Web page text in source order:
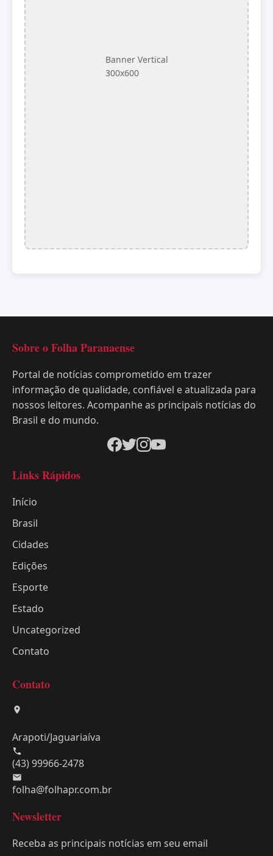
Banner Vertical
300x600
Sobre o Folha Paranaense
Portal de notícias comprometido em trazer
informação de qualidade, confiável e atualizada para
nossos leitores. Acompanhe as principais notícias do
Brasil e do mundo.
Links Rápidos
Início
Brasil
Cidades
Edições
Esporte
Estado
Uncategorized
Contato
Contato
Arapoti/Jaguariaíva
(43) 99966-2478
folha@folhapr.com.br
Newsletter
Receba as principais notícias em seu email